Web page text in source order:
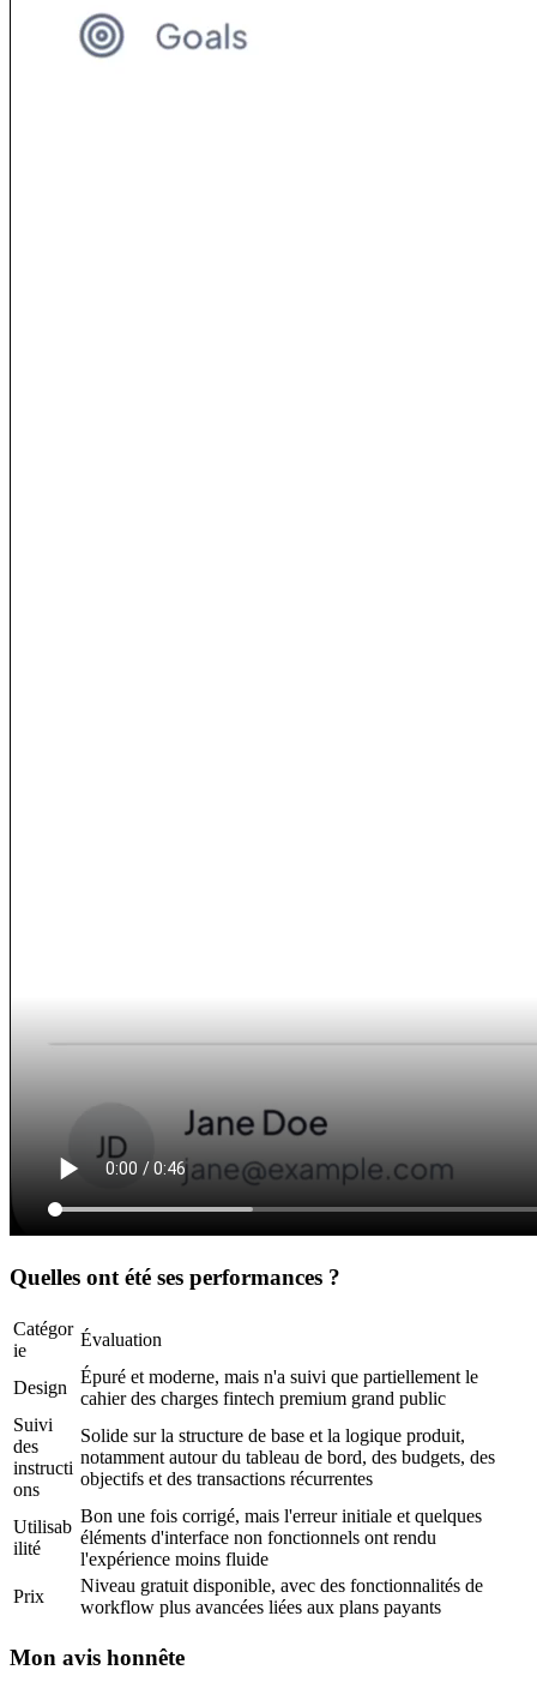
Quelles ont été ses performances ?
Catégor
ie
Évaluation
Design
Épuré et moderne, mais n'a suivi que partiellement le
cahier des charges fintech premium grand public
Suivi
des
instructi
ons
Solide sur la structure de base et la logique produit,
notamment autour du tableau de bord, des budgets, des
objectifs et des transactions récurrentes
Utilisab
ilité
Bon une fois corrigé, mais l'erreur initiale et quelques
éléments d'interface non fonctionnels ont rendu
l'expérience moins fluide
Prix
Niveau gratuit disponible, avec des fonctionnalités de
workflow plus avancées liées aux plans payants
Mon avis honnête